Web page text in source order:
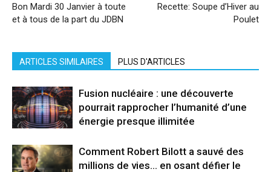
Bon Mardi 30 Janvier à toute
et à tous de la part du JDBN
Recette: Soupe d’Hiver au
Poulet
ARTICLES SIMILAIRES PLUS D'ARTICLES
Fusion nucléaire : une découverte
pourrait rapprocher l’humanité d’une
énergie presque illimitée
Comment Robert Bilott a sauvé des
millions de vies… en osant défier le